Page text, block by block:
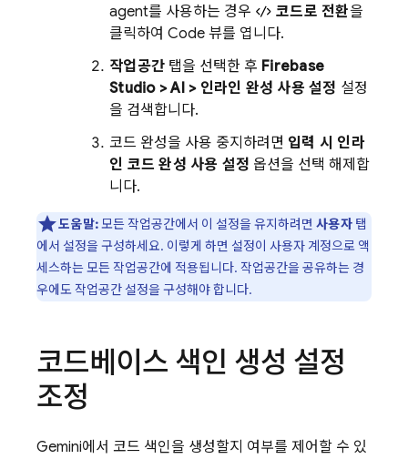
agent를 사용하는 경우 코드로 전환을
클릭하여 Code 뷰를 엽니다.
작업공간 탭을 선택한 후 Firebase
Studio> AI > 인라인 완성 사용 설정 설정
을 검색합니다.
코드 완성을 사용 중지하려면 입력 시 인라
인 코드 완성 사용 설정 옵션을 선택 해제합
니다.
도움말:모든 작업공간에서 이 설정을 유지하려면 사용자탭
에서 설정을 구성하세요. 이렇게 하면 설정이 사용자 계정으로 액
세스하는 모든 작업공간에 적용됩니다. 작업공간을 공유하는 경
우에도 작업공간 설정을 구성해야 합니다.
코드베이스 색인 생성 설정
조정
Gemini에서 코드 색인을 생성할지 여부를 제어할 수 있